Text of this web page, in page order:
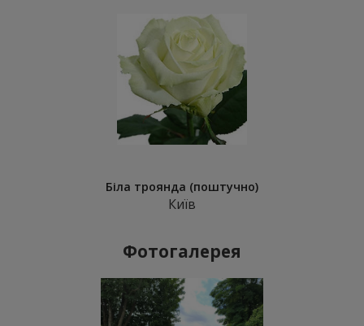
Біла троянда (поштучно)
Київ
Фотогалерея